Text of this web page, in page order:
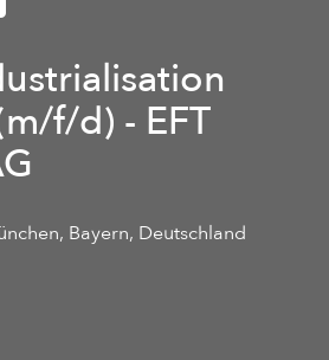
f/d) - EFT
, Bayern, Deutschland